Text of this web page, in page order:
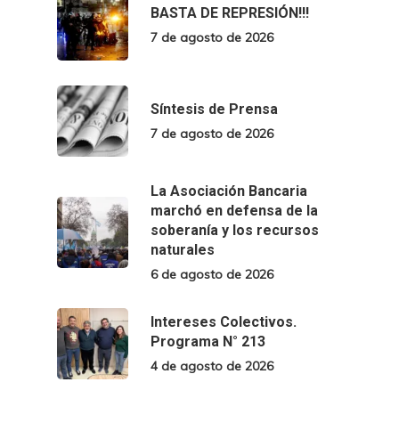
BASTA DE REPRESIÓN!!!
7 de agosto de 2026
Síntesis de Prensa
7 de agosto de 2026
La Asociación Bancaria
marchó en defensa de la
soberanía y los recursos
naturales
6 de agosto de 2026
Intereses Colectivos.
Programa N° 213
4 de agosto de 2026